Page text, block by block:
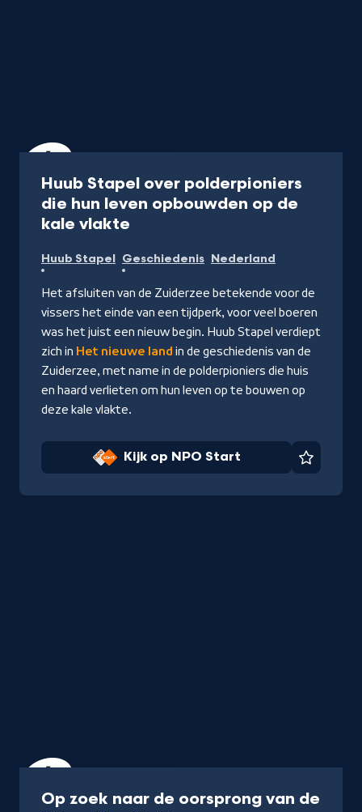
Huub Stapel over polderpioniers
die hun leven opbouwden op de
kale vlakte
op
NPO
Huub Stapel Geschiedenis Nederland
Het afsluiten van de Zuiderzee betekende voor de
vissers het einde van een tijdperk, voor veel boeren
was het juist een nieuw begin. Huub Stapel verdiept
zich in Het nieuwe land in de geschiedenis van de
Zuiderzee, met name in de polderpioniers die huis
en haard verlieten om hun leven op te bouwen op
deze kale vlakte.
Kijk op NPO Start
Op zoek naar de oorsprong van de